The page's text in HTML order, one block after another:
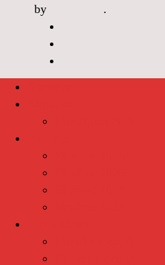
by
.